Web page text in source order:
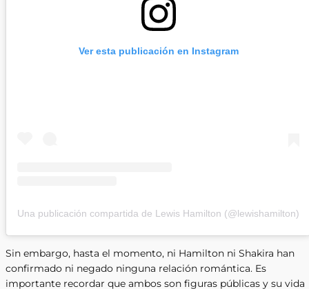
Ver esta publicación en Instagram
Una publicación compartida de Lewis Hamilton (@lewishamilton)
Sin embargo, hasta el momento, ni Hamilton ni Shakira han
confirmado ni negado ninguna relación romántica. Es
importante recordar que ambos son figuras públicas y su vida